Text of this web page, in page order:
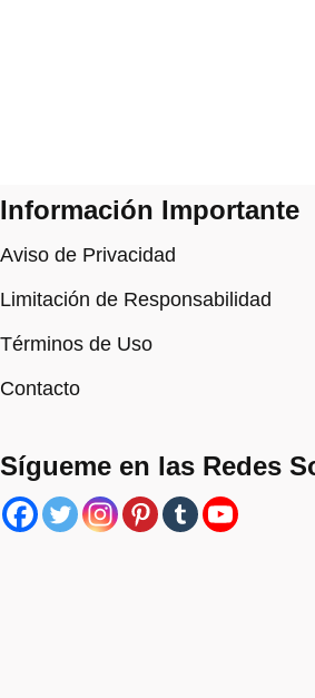
Información Importante
Aviso de Privacidad
Limitación de Responsabilidad
Términos de Uso
Contacto
Sígueme en las Redes